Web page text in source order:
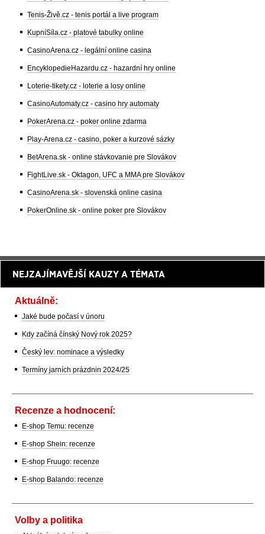
Tenis-Živě.cz - tenis portál a live program
KupníSíla.cz - platové tabulky online
CasinoArena.cz - legální online casina
EncyklopedieHazardu.cz - hazardní hry online
Loterie-tikety.cz - loterie a losy online
CasinoAutomaty.cz - casino hry automaty
PokerArena.cz - poker online zdarma
Play-Arena.cz - casino, poker a kurzové sázky
BetArena.sk - online stávkovanie pre Slovákov
FightLive.sk - Oktagon, UFC a MMA pre Slovákov
CasinoArena.sk - slovenská online casina
PokerOnline.sk - online poker pre Slovákov
NEJZAJÍMAVĚJŠÍ KAUZY A TÉMATA
Aktuálně:
Jaké bude počasí v únoru
Kdy začíná čínský Nový rok 2025?
Český lev: nominace a výsledky
Termíny jarních prázdnin 2024/25
Recenze a hodnocení:
E-shop Temu: recenze
E-shop Shein: recenze
E-shop Fruugo: recenze
E-shop Balando: recenze
Volby a politika